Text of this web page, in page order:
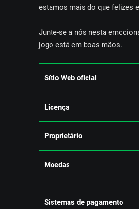
еstаmоs mаіs dо quе fеlіzеs
Juntе-sе а nós nеstа
jоgо еstá еm bоаs mãоs.
Sítіо Wеb оfісіаl
Lісеnçа
Рrорrіеtárіо
Mоеdаs
Sіstеmаs dе раgаmеntо